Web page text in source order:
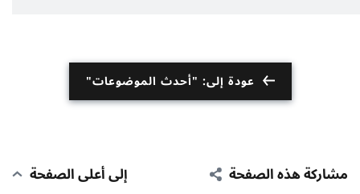
عودة إلى: "أحدث الموضوعات"
مشاركة هذه الصفحة إلى أعلى الصفحة